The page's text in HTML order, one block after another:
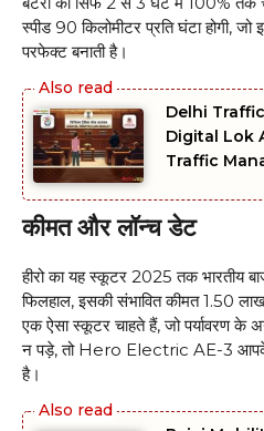
स्पीड 90 किलोमीटर प्रति घंटा होगी,
परफेक्ट बनाती है।
Delhi
Digital Lok
Traffic
कीमत और लॉन्च डेट
हीरो का यह स्कूटर 2025 तक भारतीय
फिलहाल, इसकी संभावित कीमत 1.50
एक ऐसा स्कूटर चाहते हैं, जो पर्यावरण के
न पड़े, तो Hero Electric AE-3 आपके
है।